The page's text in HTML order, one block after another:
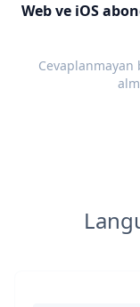
Web ve iOS